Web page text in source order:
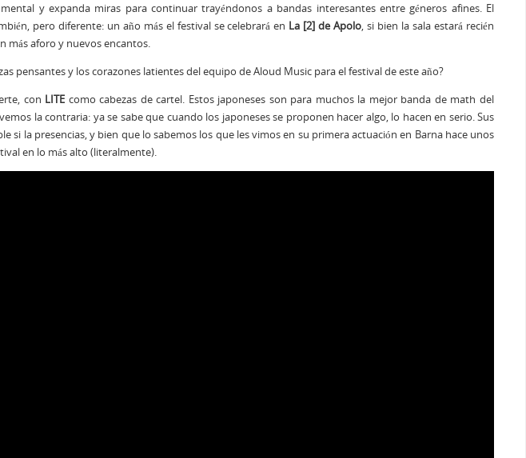
y expanda miras para continuar trayéndonos a bandas interesantes entre géneros afines. El
pero diferente: un año más el festival se celebrará en La [2] de Apolo, si bien la sala estará recién
más aforo y nuevos encantos.
pensantes y los corazones latientes del equipo de Aloud Music para el festival de este año?
con LITE como cabezas de cartel. Estos japoneses son para muchos la mejor banda de math del
la contraria: ya se sabe que cuando los japoneses se proponen hacer algo, lo hacen en serio. Sus
si la presencias, y bien que lo sabemos los que les vimos en su primera actuación en Barna hace unos
en lo más alto (literalmente).